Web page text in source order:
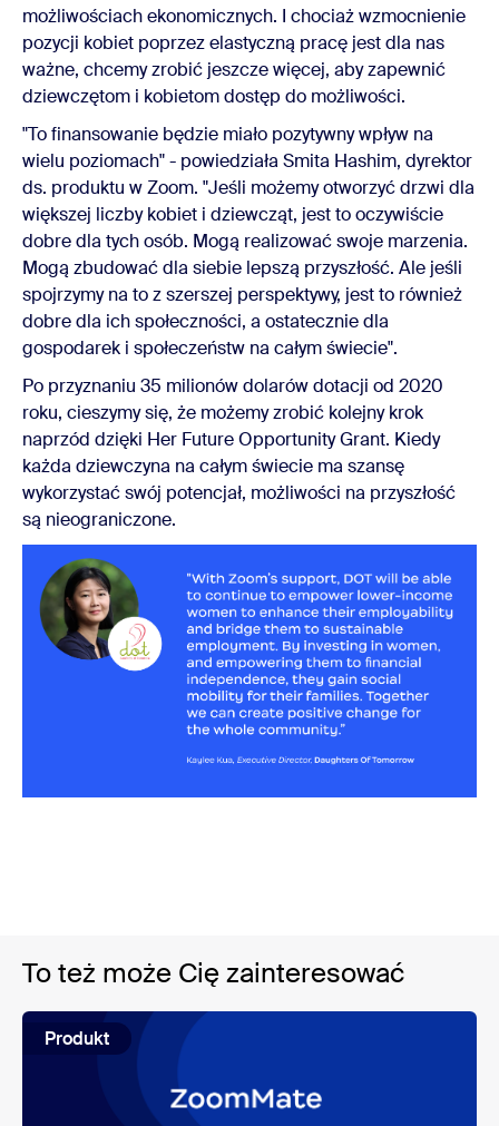
możliwościach ekonomicznych. I chociaż wzmocnienie
pozycji kobiet poprzez elastyczną pracę jest dla nas
ważne, chcemy zrobić jeszcze więcej, aby zapewnić
dziewczętom i kobietom dostęp do możliwości.
"To finansowanie będzie miało pozytywny wpływ na
wielu poziomach" - powiedziała Smita Hashim, dyrektor
ds. produktu w Zoom. "Jeśli możemy otworzyć drzwi dla
większej liczby kobiet i dziewcząt, jest to oczywiście
dobre dla tych osób. Mogą realizować swoje marzenia.
Mogą zbudować dla siebie lepszą przyszłość. Ale jeśli
spojrzymy na to z szerszej perspektywy, jest to również
dobre dla ich społeczności, a ostatecznie dla
gospodarek i społeczeństw na całym świecie".
Po przyznaniu 35 milionów dolarów dotacji od 2020
roku, cieszymy się, że możemy zrobić kolejny krok
naprzód dzięki Her Future Opportunity Grant. Kiedy
każda dziewczyna na całym świecie ma szansę
wykorzystać swój potencjał, możliwości na przyszłość
są nieograniczone.
To też może Cię zainteresować
Produkt